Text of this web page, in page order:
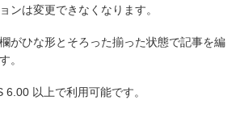
ンは変更できなくなります。
がひな形とそろった揃った状態で記事を編
。
以上で利用可能です。